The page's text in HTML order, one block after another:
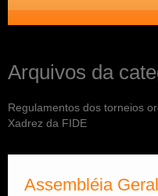
Fique Sócio
Quem Somos?
Arquivos da
Regulamentos dos torneios
Xadrez da FIDE
Assembléia